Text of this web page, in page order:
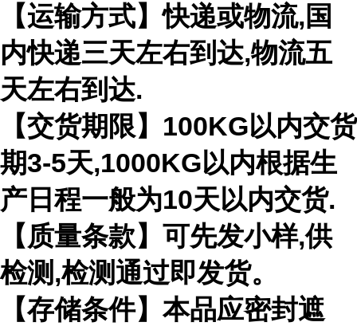
【运输方式】快递或物流,国
内快递三天左右到达,物流五
天左右到达.
【交货期限】100KG以内交货
期3-5天,1000KG以内根据生
产日程一般为10天以内交货.
【质量条款】可先发小样,供
检测,检测通过即发货。
【存储条件】本品应密封遮